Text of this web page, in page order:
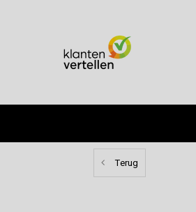
Terug